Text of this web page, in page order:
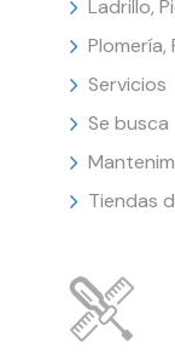
Ladrillo,
Plomería,
Servicios
Se busca
Tiendas